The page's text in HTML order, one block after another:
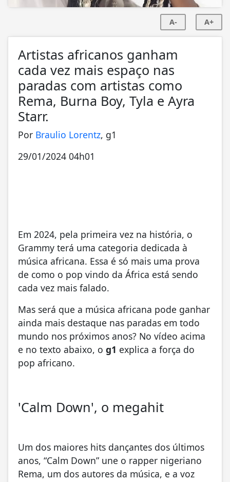
A- A+
Artistas africanos ganham
cada vez mais espaço nas
paradas com artistas como
Rema, Burna Boy, Tyla e Ayra
Starr.
Por Braulio Lorentz, g1
29/01/2024 04h01
Em 2024, pela primeira vez na história, o
Grammy terá uma categoria dedicada à
música africana. Essa é só mais uma prova
de como o pop vindo da África está sendo
cada vez mais falado.
Mas será que a música africana pode ganhar
ainda mais destaque nas paradas em todo
mundo nos próximos anos? No vídeo acima
e no texto abaixo, o g1 explica a força do
pop africano.
'Calm Down', o megahit
Um dos maiores hits dançantes dos últimos
anos, “Calm Down” une o rapper nigeriano
Rema, um dos autores da música, e a voz